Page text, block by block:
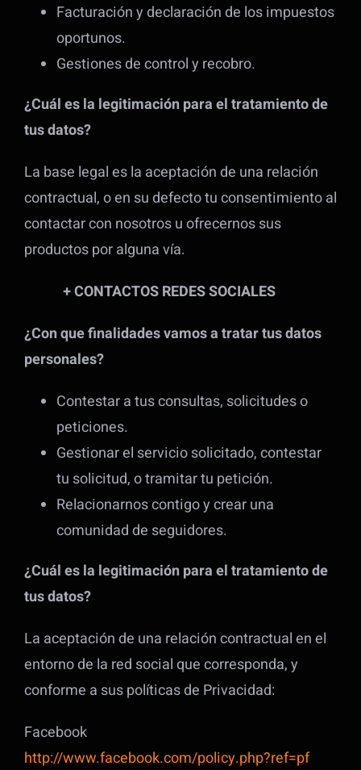
Facturación y declaración de los impuestos
oportunos.
Gestiones de control y recobro.
¿Cuál es la legitimación para el tratamiento de
tus datos?
La base legal es la aceptación de una relación
contractual, o en su defecto tu consentimiento al
contactar con nosotros u ofrecernos sus
productos por alguna vía.
+ CONTACTOS REDES SOCIALES
¿Con que finalidades vamos a tratar tus datos
personales?
Contestar a tus consultas, solicitudes o
peticiones.
Gestionar el servicio solicitado, contestar
tu solicitud, o tramitar tu petición.
Relacionarnos contigo y crear una
comunidad de seguidores.
¿Cuál es la legitimación para el tratamiento de
tus datos?
La aceptación de una relación contractual en el
entorno de la red social que corresponda, y
conforme a sus políticas de Privacidad:
Facebook
http://www.facebook.com/policy.php?ref=pf